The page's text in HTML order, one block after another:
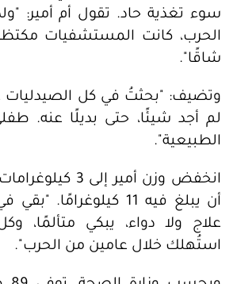
سوء تغذية حاد. تقول أم أمير:
الحرب، كانت المستشفيات
شاقًا".
وتضيف: "بحثتُ في كل الصيدليات
لم أجد شيئًا، حتى بديلًا عنه.
الطبيعية".
انخفض وزن أمير
أن يبلغ فيه 11
علاج ولا دواء، يبكي متألمًا،
استُهلك خلال عامين من الحرب".